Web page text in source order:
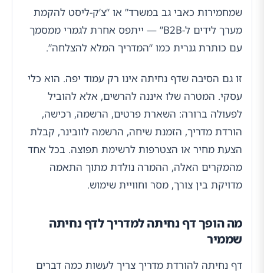
שמחמירות כאבי גב במשרד” או “צ’ק-ליסט להקמת
מערך לידים ל-B2B” — ייתפס אחרת לגמרי ממסמך
עם כותרת גנרית כמו “המדריך המלא להצלחה”.
זו גם הסיבה שדף נחיתה אינו רק עמוד יפה. הוא כלי
עסקי. המטרה שלו איננה להרשים, אלא להוביל
לפעולה ברורה: השארת פרטים, הרשמה, רכישה,
הורדת מדריך, הזמנת שיחה, הרשמה לוובינר, קבלת
הצעת מחיר או הצטרפות לרשימת תפוצה. בכל אחד
מהמקרים האלה, ההמרה נולדת מתוך התאמה
מדויקת בין צורך, מסר וחוויית שימוש.
מה הופך דף נחיתה למדריך לדף נחיתה
שממיר
דף נחיתה להורדת מדריך צריך לעשות כמה דברים